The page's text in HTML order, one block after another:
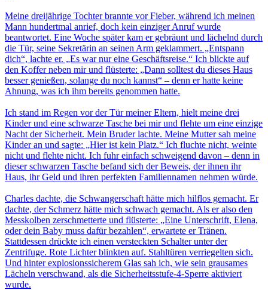
Meine dreijährige Tochter brannte vor Fieber, während ich meinen
Mann hundertmal anrief, doch kein einziger Anruf wurde
beantwortet. Eine Woche später kam er gebräunt und lächelnd durch
die Tür, seine Sekretärin an seinen Arm geklammert. „Entspann
dich“, lachte er. „Es war nur eine Geschäftsreise.“ Ich blickte auf
den Koffer neben mir und flüsterte: „Dann solltest du dieses Haus
besser genießen, solange du noch kannst“ – denn er hatte keine
Ahnung, was ich ihm bereits genommen hatte.
Ich stand im Regen vor der Tür meiner Eltern, hielt meine drei
Kinder und eine schwarze Tasche bei mir und flehte um eine einzige
Nacht der Sicherheit. Mein Bruder lachte. Meine Mutter sah meine
Kinder an und sagte: „Hier ist kein Platz.“ Ich fluchte nicht, weinte
nicht und flehte nicht. Ich fuhr einfach schweigend davon – denn in
dieser schwarzen Tasche befand sich der Beweis, der ihnen ihr
Haus, ihr Geld und ihren perfekten Familiennamen nehmen würde.
Charles dachte, die Schwangerschaft hätte mich hilflos gemacht. Er
dachte, der Schmerz hätte mich schwach gemacht. Als er also den
Messkolben zerschmetterte und flüsterte: „Eine Unterschrift, Elena,
oder dein Baby muss dafür bezahlen“, erwartete er Tränen.
Stattdessen drückte ich einen versteckten Schalter unter der
Zentrifuge. Rote Lichter blinkten auf. Stahltüren verriegelten sich.
Und hinter explosionssicherem Glas sah ich, wie sein grausames
Lächeln verschwand, als die Sicherheitsstufe-4-Sperre aktiviert
wurde.